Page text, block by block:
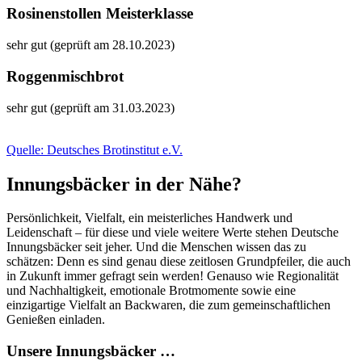
Rosinenstollen Meisterklasse
sehr gut (geprüft am 28.10.2023)
Roggenmischbrot
sehr gut (geprüft am 31.03.2023)
Quelle: Deutsches Brotinstitut e.V.
Innungsbäcker in der Nähe?
Persönlichkeit, Vielfalt, ein meisterliches Handwerk und
Leidenschaft – für diese und viele weitere Werte stehen Deutsche
Innungsbäcker seit jeher. Und die Menschen wissen das zu
schätzen: Denn es sind genau diese zeitlosen Grundpfeiler, die auch
in Zukunft immer gefragt sein werden! Genauso wie Regionalität
und Nachhaltigkeit, emotionale Brotmomente sowie eine
einzigartige Vielfalt an Backwaren, die zum gemeinschaftlichen
Genießen einladen.
Unsere Innungsbäcker …